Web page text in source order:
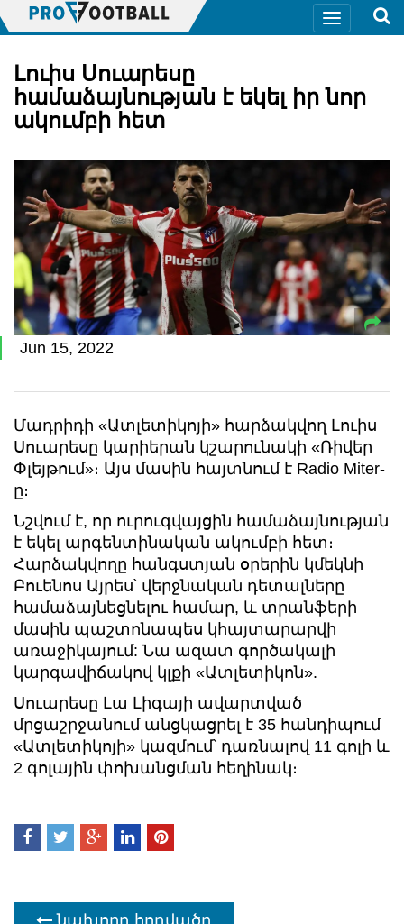
Լուիս Սուարեսը
համաձայնության է եկել իր նոր
ակումբի հետ
Jun 15, 2022
Մադրիդի «Ատլետիկոյի» հարձակվող Լուիս
Սուարեսը կարիերան կշարունակի «Ռիվեր
Փլեյթում»։ Այս մասին հայտնում է Radio Miter-
ը։
Նշվում է, որ ուրուգվայցին համաձայնության
է եկել արգենտինական ակումբի հետ։
Հարձակվողը հանգստյան օրերին կմեկնի
Բուենոս Այրես՝ վերջնական դետալները
համաձայնեցնելու համար, և տրանֆերի
մասին պաշտոնապես կհայտարարվի
առաջիկայում: Նա ազատ գործակալի
կարգավիճակով կլքի «Ատլետիկոն».
Սուարեսը Լա Լիգայի ավարտված
մրցաշրջանում անցկացրել է 35 հանդիպում
«Ատլետիկոյի» կազմում՝ դառնալով 11 գոլի և
2 գոլային փոխանցման հեղինակ։